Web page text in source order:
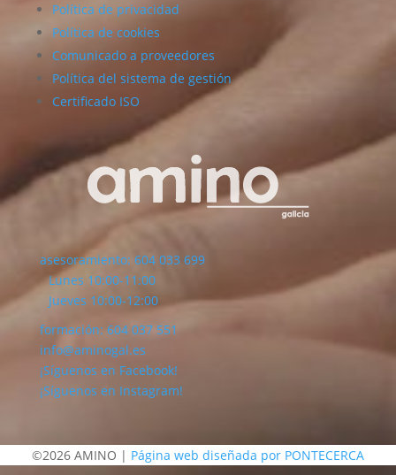
Política de privacidad
Política de cookies
Comunicado a proveedores
Política del sistema de gestión
Certificado ISO
asesoramiento: 604 033 699
Lunes 10:00-11:00
Jueves 10:00-12:00
formación: 604 037 551
info@aminogal.es
¡Síguenos en Facebook!
¡Síguenos en Instagram!
©2026 AMINO | Página web diseñada por PONTECERCA